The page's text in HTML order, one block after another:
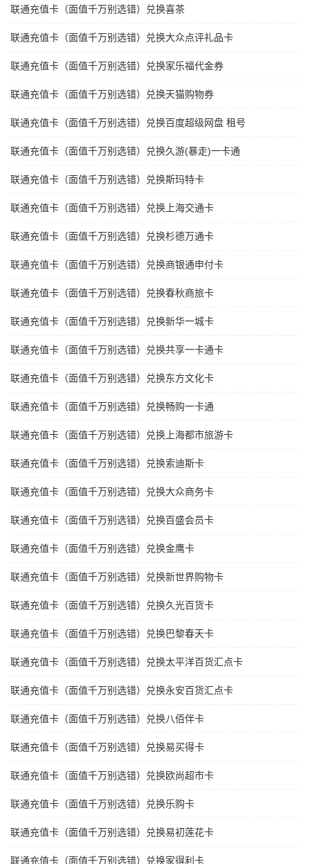
联通充值卡（面值千万别选错）兑换喜茶
联通充值卡（面值千万别选错）兑换大众点评礼品卡
联通充值卡（面值千万别选错）兑换家乐福代金券
联通充值卡（面值千万别选错）兑换天猫购物券
联通充值卡（面值千万别选错）兑换百度超级网盘 租号
联通充值卡（面值千万别选错）兑换久游(暴走)一卡通
联通充值卡（面值千万别选错）兑换斯玛特卡
联通充值卡（面值千万别选错）兑换上海交通卡
联通充值卡（面值千万别选错）兑换杉德万通卡
联通充值卡（面值千万别选错）兑换商银通申付卡
联通充值卡（面值千万别选错）兑换春秋商旅卡
联通充值卡（面值千万别选错）兑换新华一城卡
联通充值卡（面值千万别选错）兑换共享一卡通卡
联通充值卡（面值千万别选错）兑换东方文化卡
联通充值卡（面值千万别选错）兑换畅购一卡通
联通充值卡（面值千万别选错）兑换上海都市旅游卡
联通充值卡（面值千万别选错）兑换索迪斯卡
联通充值卡（面值千万别选错）兑换大众商务卡
联通充值卡（面值千万别选错）兑换百盛会员卡
联通充值卡（面值千万别选错）兑换金鹰卡
联通充值卡（面值千万别选错）兑换新世界购物卡
联通充值卡（面值千万别选错）兑换久光百货卡
联通充值卡（面值千万别选错）兑换巴黎春天卡
联通充值卡（面值千万别选错）兑换太平洋百货汇点卡
联通充值卡（面值千万别选错）兑换永安百货汇点卡
联通充值卡（面值千万别选错）兑换八佰伴卡
联通充值卡（面值千万别选错）兑换易买得卡
联通充值卡（面值千万别选错）兑换欧尚超市卡
联通充值卡（面值千万别选错）兑换乐购卡
联通充值卡（面值千万别选错）兑换易初莲花卡
联通充值卡（面值千万别选错）兑换家得利卡